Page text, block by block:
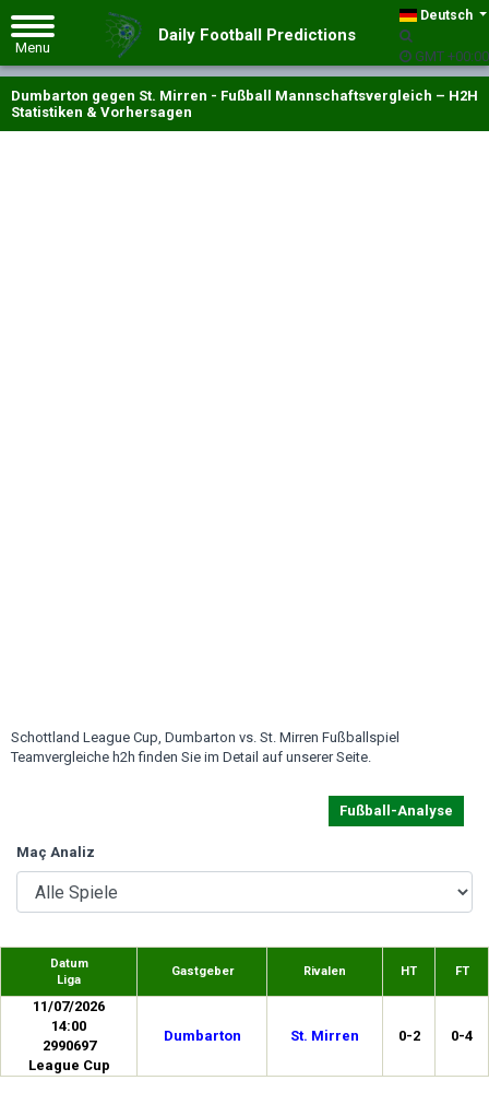
Deutsch
GMT +00:00
Daily Football Predictions
Dumbarton gegen St. Mirren - Fußball Mannschaftsvergleich – H2H
Statistiken & Vorhersagen
Schottland League Cup, Dumbarton vs. St. Mirren Fußballspiel
Teamvergleiche h2h finden Sie im Detail auf unserer Seite.
Fußball-Analyse
Maç Analiz
Datum
Liga
Gastgeber Rivalen HT FT
11/07/2026
14:00
2990697
League Cup
Dumbarton St. Mirren 0-2 0-4